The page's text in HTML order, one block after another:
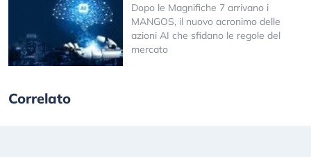
Dopo le Magnifiche 7 arrivano i
MANGOS, il nuovo acronimo delle
azioni AI che sfidano le regole del
mercato
Correlato